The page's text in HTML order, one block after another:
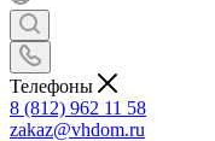
Телефоны
8 (812) 962 11 58
zakaz@vhdom.ru